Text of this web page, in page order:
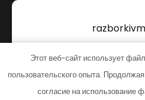
Тема от
Этот веб-сайт использует
пользовательского опыта.
согласие на использование